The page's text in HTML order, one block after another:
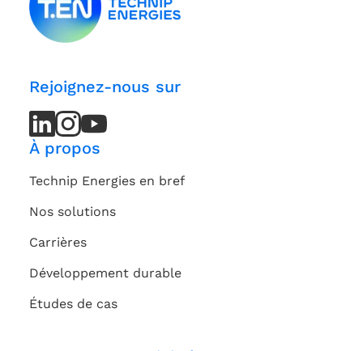
Rejoignez-nous sur
LinkedIn
LinkedIn
Instagram
Instagram
Youtube
Channel
À propos
Technip Energies en bref
Nos solutions
Carrières
Développement durable
Études de cas